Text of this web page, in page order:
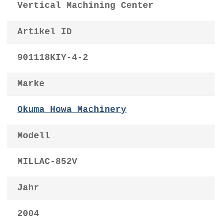
Vertical Machining Center
Artikel ID
901118KIY-4-2
Marke
Okuma Howa Machinery
Modell
MILLAC-852V
Jahr
2004